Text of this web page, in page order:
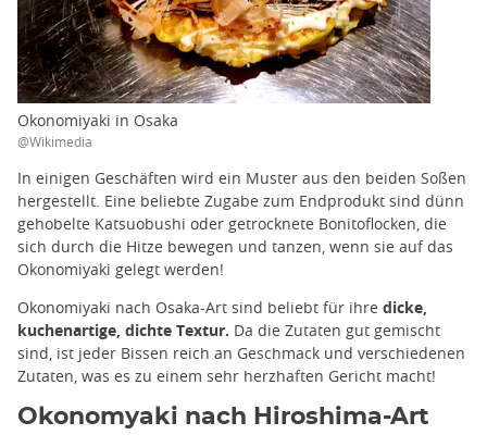
Okonomiyaki in Osaka
@Wikimedia
In einigen Geschäften wird ein Muster aus den beiden Soßen
hergestellt. Eine beliebte Zugabe zum Endprodukt sind dünn
gehobelte Katsuobushi oder getrocknete Bonitoflocken, die
sich durch die Hitze bewegen und tanzen, wenn sie auf das
Okonomiyaki gelegt werden!
Okonomiyaki nach Osaka-Art sind beliebt für ihre dicke,
kuchenartige, dichte Textur. Da die Zutaten gut gemischt
sind, ist jeder Bissen reich an Geschmack und verschiedenen
Zutaten, was es zu einem sehr herzhaften Gericht macht!
Okonomyaki nach Hiroshima-Art